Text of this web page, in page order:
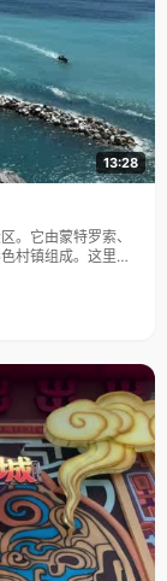
13:28
。它由蒙特罗索、
村镇组成。这里依